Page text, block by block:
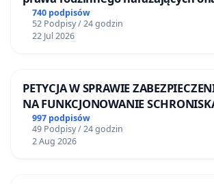
740 podpisów
52 Podpisy / 24 godzin
22 Jul 2026
PETYCJA W SPRAWIE
NA FUNKCJONOWANIE
BEZDOMNYCH ZWIERZĄT W
997 podpisów
49 Podpisy / 24 godzin
2 Aug 2026